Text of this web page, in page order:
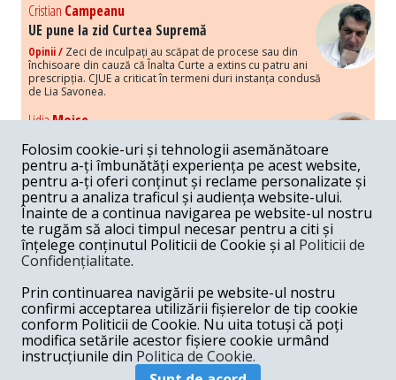
Cristian Campeanu
UE pune la zid Curtea Supremă
Opinii / Zeci de inculpați au scăpat de procese sau din
închisoare din cauză că Înalta Curte a extins cu patru ani
prescripția. CJUE a criticat în termeni duri instanța condusă
de Lia Savonea.
LidiaMoise
Costurile economice ale haosului politic
Opinii / Economia nu poate rezista cu retorica falsă a
susținerii intereselor poporului, care, de fapt, ascunde
obsesia menținerii privilegiilor și a averilor unor caste.
Melania Cincea
Noi puseuri de xenofobie din partea românilor
„neaoși”
Periodic, în spațiul public sunt voci care lansează
mesaje xenofobe la adresa câte unui politician care deranjează un
anumit grup politico-mediatic, într-un anumit moment.
ArmandGosu
Unirea cu Moldova: modele istorice
Unirea cu Moldova depinde de intensitatea
Folosim cookie-uri și tehnologii asemănătoare
pentru a-ți îmbunătăți experiența pe acest website,
pentru a-ți oferi conținut și reclame personalizate și
pentru a analiza traficul și audiența website-ului.
Înainte de a continua navigarea pe website-ul nostru
te rugăm să aloci timpul necesar pentru a citi și
înțelege conținutul Politicii de Cookie și al Politicii de
Confidențialitate.
Prin continuarea navigării pe website-ul nostru
confirmi acceptarea utilizării fișierelor de tip cookie
conform Politicii de Cookie. Nu uita totuși că poți
modifica setările acestor fișiere cookie urmând
instrucțiunile din Politica de Cookie.